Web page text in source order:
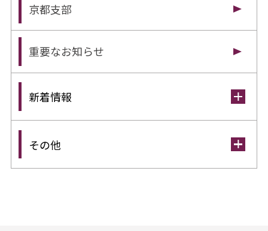
京都支部
重要なお知らせ
新着情報
その他